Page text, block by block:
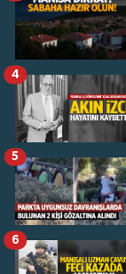
4
5
6